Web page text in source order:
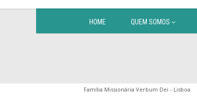
HOME QUEM SOMOS
Família Missionária Verbum Dei - Lisboa